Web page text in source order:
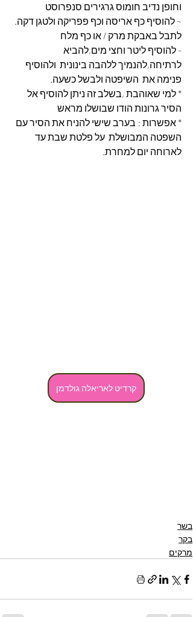
וחופן נדיב חומוס גרגירים סנפרוסט
~ להוסיף כף אריסה וכף פפריקה ולטגן דקה.
לתבל באבקת מרק / או כף מלח
- להוסיף ליטר וחצי מים,להביא
לרתיחה,להנמיך ללהבה בינונית  ולהוסיף
פנימה את  השיפטה ולבשל כשעה.
* למי שאוהבת ,בשלב זה ניתן להוסיף אל
הסיר גרונות הודו שבושלו מראש
* אפשרות : בערב שישי להניח את הסיר עם
השפטה המבושלת  על פלטת שבת עד
לארוחה יום למחרת.
קרדיט לאריאלה גולדמן
בשר
בקר
מרקים